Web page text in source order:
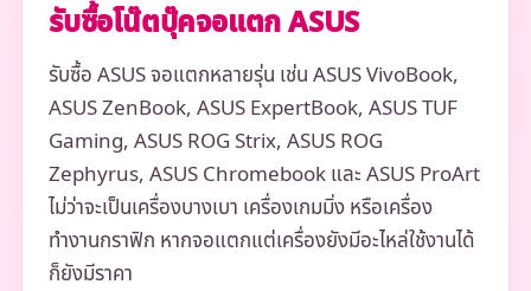
รับซื้อโน๊ตบุ๊คจอแตก ASUS
รับซื้อ ASUS จอแตกหลายรุ่น เช่น ASUS VivoBook,
ASUS ZenBook, ASUS ExpertBook, ASUS TUF
Gaming, ASUS ROG Strix, ASUS ROG
Zephyrus, ASUS Chromebook และ ASUS ProArt
ไม่ว่าจะเป็นเครื่องบางเบา เครื่องเกมมิ่ง หรือเครื่อง
ทำงานกราฟิก หากจอแตกแต่เครื่องยังมีอะไหล่ใช้งานได้
ก็ยังมีราคา